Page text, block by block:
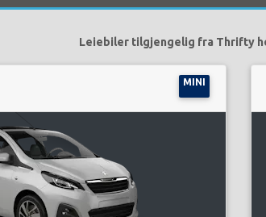
Leiebiler tilgjengelig fra Thrifty
MINI